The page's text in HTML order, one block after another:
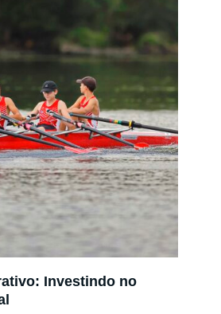
Investindo no